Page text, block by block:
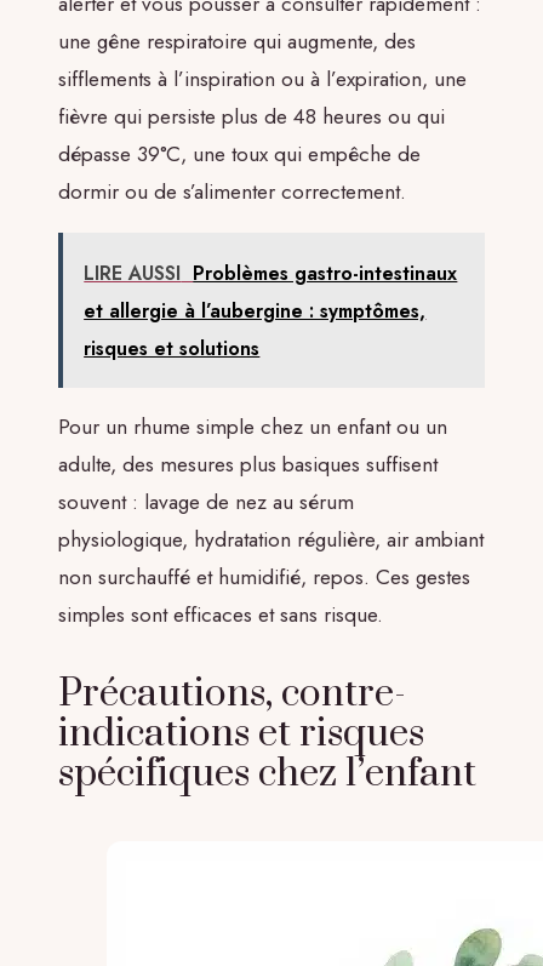
une gêne respiratoire qui augmente, des
sifflements à l’inspiration ou à l’expiration, une
fièvre qui persiste plus de 48 heures ou qui
dépasse 39°C, une toux qui empêche de
dormir ou de s’alimenter correctement.
LIRE AUSSI Problèmes gastro-intestinaux
et allergie à l’aubergine : symptômes,
risques et solutions
Pour un rhume simple chez un enfant ou un
adulte, des mesures plus basiques suffisent
souvent : lavage de nez au sérum
physiologique, hydratation régulière, air ambiant
non surchauffé et humidifié, repos. Ces gestes
simples sont efficaces et sans risque.
Précautions, contre-
indications et risques
spécifiques chez l’enfant